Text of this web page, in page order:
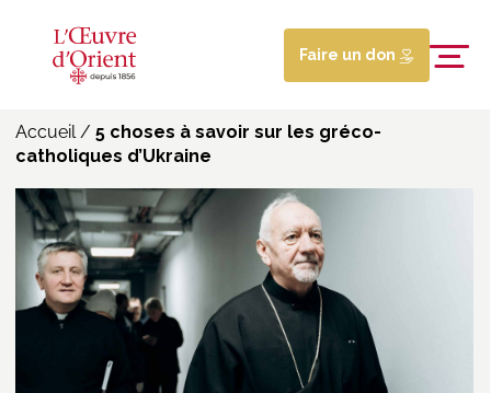
Faire un don
Accueil/ 5 choses à savoir sur les gréco-
catholiques d’Ukraine